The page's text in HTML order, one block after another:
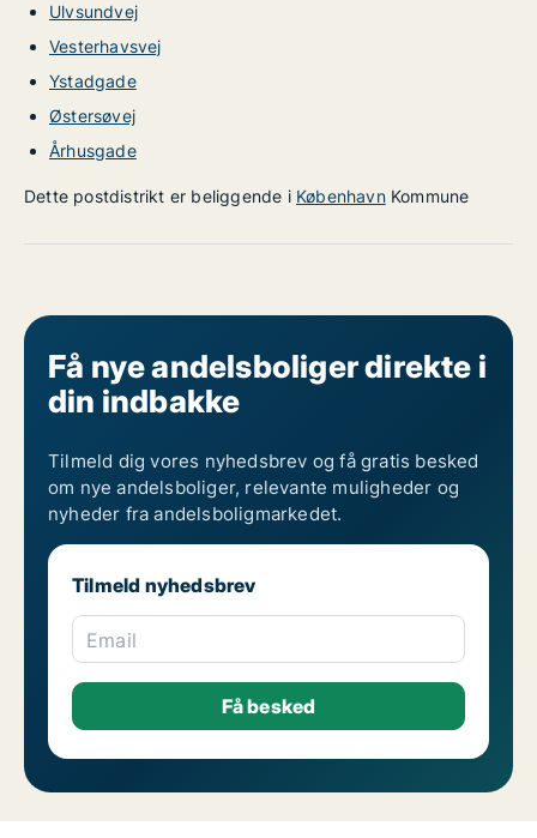
Ulvsundvej
Vesterhavsvej
Ystadgade
Østersøvej
Århusgade
Dette postdistrikt er beliggende i KøbenhavnKommune
Få nye andelsboliger direkte i
din indbakke
Tilmeld dig vores nyhedsbrev og få gratis besked
om nye andelsboliger, relevante muligheder og
nyheder fra andelsboligmarkedet.
Tilmeld nyhedsbrev
Email